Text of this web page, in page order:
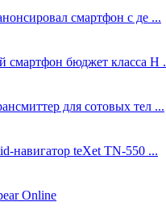
смартфон с де ...
смартфон бюджет класса H
для сотовых тел ...
навигатор teXet TN-550 ...
Online